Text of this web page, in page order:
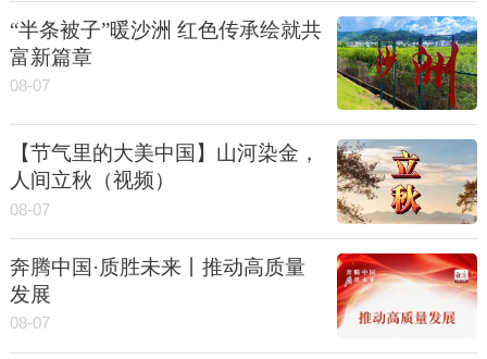
“半条被子”暖沙洲 红色传承绘就共
富新篇章
08-07
【节气里的大美中国】山河染金，
人间立秋（视频）
08-07
奔腾中国·质胜未来丨推动高质量
发展
08-07